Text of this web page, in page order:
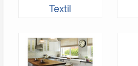
Textil